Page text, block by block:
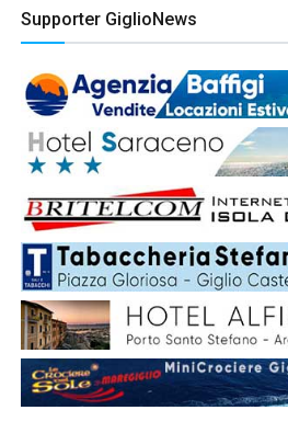
Supporter GiglioNews